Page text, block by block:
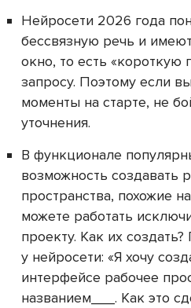
Нейросети 2026 года
бессвязную речь и
окно, то есть «короткую
запросу. Поэтому если
моменты на старте, не
уточнения.
В функционале
возможность создавать
пространства, похожие
можете работать
проекту. Как их
у нейросети: «Я хочу
интерфейсе рабочее
названием___. Как это